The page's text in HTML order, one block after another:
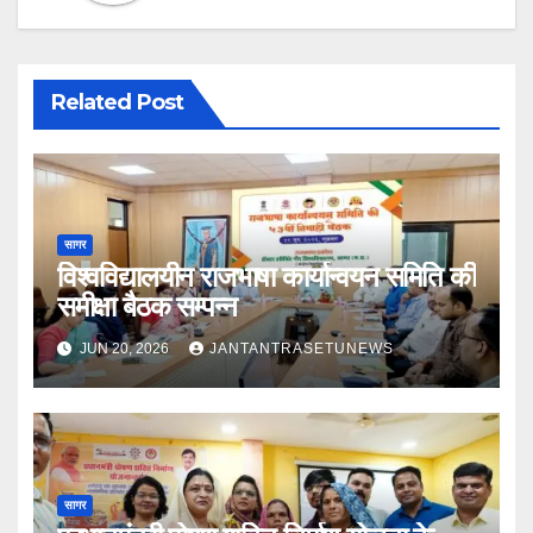
Related Post
सागर
विश्वविद्यालयीन राजभाषा कार्यान्वयन समिति की
समीक्षा बैठक सम्पन्न
JUN 20, 2026 JANTANTRASETUNEWS
सागर